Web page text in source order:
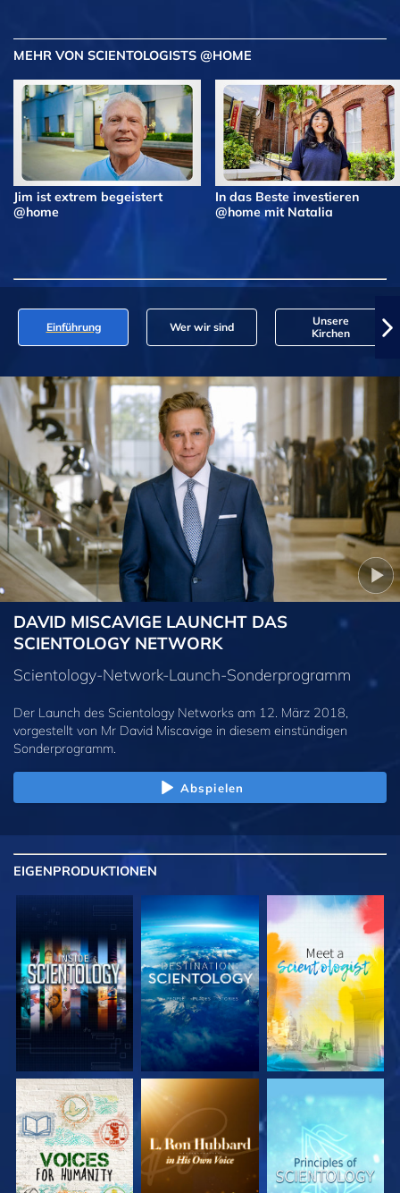
MEHR VON SCIENTOLOGISTS @HOME
Jim ist extrem begeistert
@home
In das Beste investieren
@home mit Natalia
Einführung Wer wir sind
Unsere
Kirchen
DAVID MISCAVIGE LAUNCHT DAS
SCIENTOLOGY NETWORK
Scientology-Network-Launch-Sonderprogramm
Der Launch des Scientology Networks am 12. März 2018,
vorgestellt von Mr David Miscavige in diesem einstündigen
Sonderprogramm.
Abspielen
EIGENPRODUKTIONEN
SERIE
ENTDECKEN
SERIE
ENTDECKEN
SERIE
ENTDECKEN